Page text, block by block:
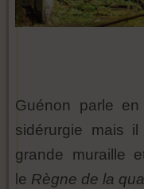
Guénon parle
sidérurgie mais
grande muraille
le Règne de la